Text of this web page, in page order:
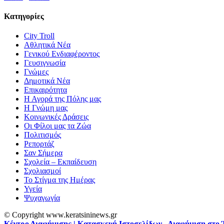
Κατηγορίες
City Troll
Αθλητικά Νέα
Γενικού Ενδιαφέροντος
Γευσιγνωσία
Γνώμες
Δημοτικά Νέα
Επικαιρότητα
Η Αγορά της Πόλης μας
Η Γνώμη μας
Κοινωνικές Δράσεις
Οι Φίλοι μας τα Ζώα
Πολιτισμός
Ρεπορτάζ
Σαν Σήμερα
Σχολεία – Εκπαίδευση
Σχολιασμοί
Το Στίγμα της Ημέρας
Υγεία
Ψυχαγωγία
© Copyright www.keratsininews.gr